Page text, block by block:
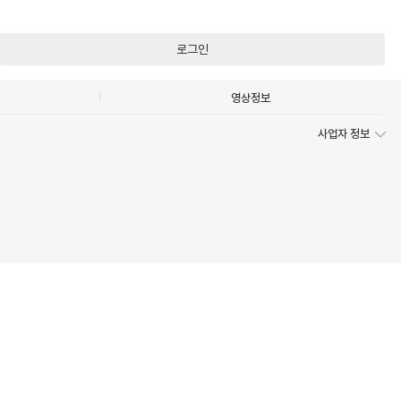
로그인
영상정보
사업자 정보